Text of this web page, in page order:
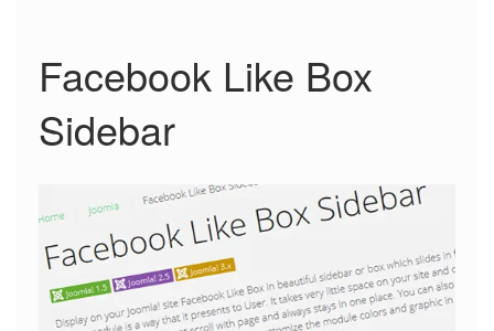
Facebook Like Box
Sidebar